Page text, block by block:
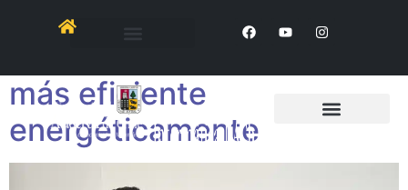
Proyecto busca avanzar
más eficiente
energéticamente